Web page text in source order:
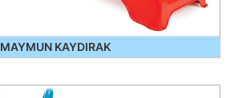
MAYMUN KAYDIRAK